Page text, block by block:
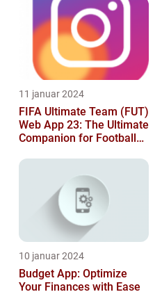
11 januar 2024
FIFA Ultimate Team (FUT)
Web App 23: The Ultimate
Companion for Football
10 januar 2024
Budget App: Optimize
Your Finances with Ease